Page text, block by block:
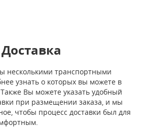
Доставка
несколькими транспортными
узнать о которых вы можете в
Также Вы можете указать удобный
при размещении заказа, и мы
чтобы процесс доставки был для